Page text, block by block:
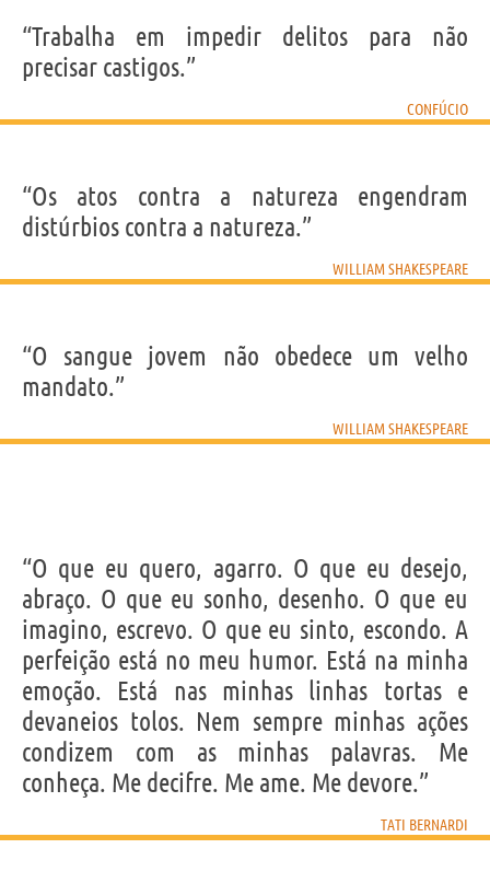
“Trabalha em impedir delitos para não
precisar castigos.”
CONFÚCIO
“Os atos contra a natureza engendram
distúrbios contra a natureza.”
WILLIAM SHAKESPEARE
“O sangue jovem não obedece um velho
mandato.”
WILLIAM SHAKESPEARE
“O que eu quero, agarro. O que eu desejo,
abraço. O que eu sonho, desenho. O que eu
imagino, escrevo. O que eu sinto, escondo. A
perfeição está no meu humor. Está na minha
emoção. Está nas minhas linhas tortas e
devaneios tolos. Nem sempre minhas ações
condizem com as minhas palavras. Me
conheça. Me decifre. Me ame. Me devore.”
TATI BERNARDI